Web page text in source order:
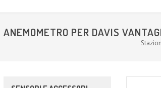
ANEMOMETRO PER DAVIS